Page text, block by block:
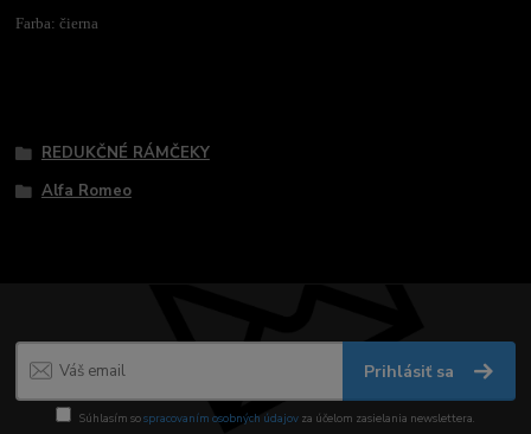
Farba: čierna
REDUKČNÉ RÁMČEKY
Alfa Romeo
Prihlásiť sa
Súhlasím sospracovaním osobných údajov za účelom zasielania newslettera.